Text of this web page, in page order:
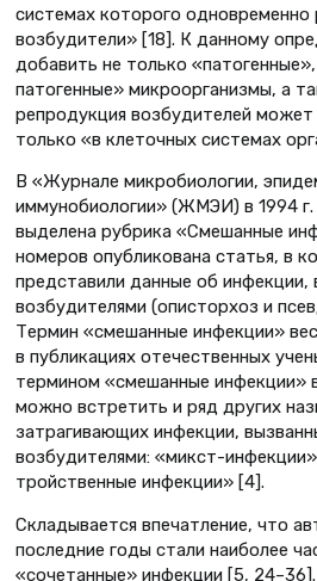
системах которого
возбудители» [18]. К данному
добавить не только
патогенные» микроорганизмы, а
репродукция возбудителей
только «в клеточных системах
В «Журнале микробиологии,
иммунобиологии» (ЖМЭИ) в 1994 г.
выделена рубрика «Смешанные
номеров опубликована статья, в
представили данные об инфекции,
возбудителями (описторхоз и
Термин «смешанные инфекции»
в публикациях отечественных
термином «смешанные инфекции»
можно встретить и ряд других
затрагивающих инфекции,
возбудителями: «микст-
тройственные инфекции» [4].
Складывается впечатление, что
последние годы стали наиболее
«сочетанные» инфекции [5, 24–36].